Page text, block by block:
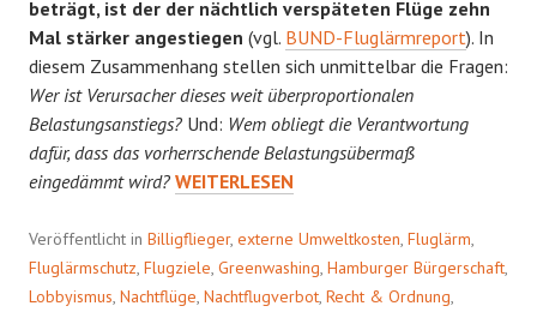
beträgt, ist der der nächtlich verspäteten Flüge zehn
Mal stärker angestiegen (vgl. BUND-Fluglärmreport). In
diesem Zusammenhang stellen sich unmittelbar die Fragen:
Wer ist Verursacher dieses weit überproportionalen
Belastungsanstiegs? Und: Wem obliegt die Verantwortung
dafür, dass das vorherrschende Belastungsübermaß
eingedämmt wird? KEIN
IM
UNRECHT
WEITERLESEN
Veröffentlicht in Billigflieger, externe Umweltkosten Fluglärm
Fluglärmschutz Flugziele Greenwashing Hamburger Bürgerschaft
Lobbyismus Nachtflüge Nachtflugverbot Recht & Ordnung